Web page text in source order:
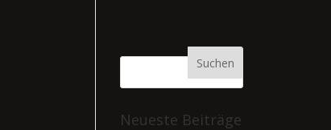
Neueste Beiträge